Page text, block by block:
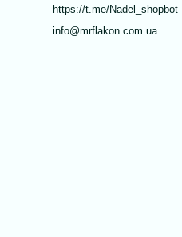
https://t.me/Nadel_shopbot
info@mrflakon.com.ua